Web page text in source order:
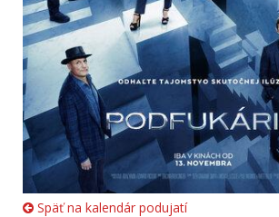
Späť na kalendár podujatí